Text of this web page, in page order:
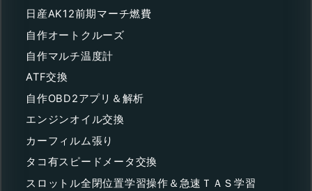
日産AK12前期マーチ燃費
自作オートクルーズ
自作マルチ温度計
ATF交換
自作OBD2アプリ＆解析
エンジンオイル交換
カーフィルム張り
タコ有スピードメータ交換
スロットル全閉位置学習操作＆急速ＴＡＳ学習